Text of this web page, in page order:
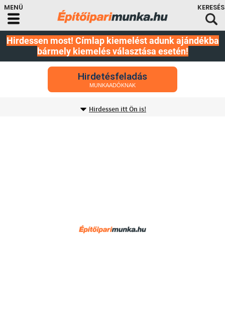
Hirdessen most! Címlap kiemelést adunk ajándékba
bármely kiemelés választása esetén!
Hirdetésfeladás
MUNKAADÓKNAK
Hirdessen itt Ön is!